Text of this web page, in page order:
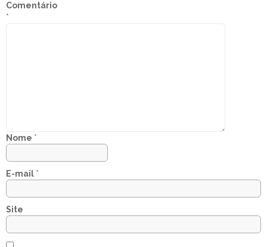
Comentário
*
Nome *
E-mail *
Site